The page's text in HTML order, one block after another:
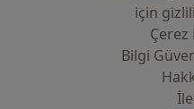
i̇çin
Çerez
Bilgi